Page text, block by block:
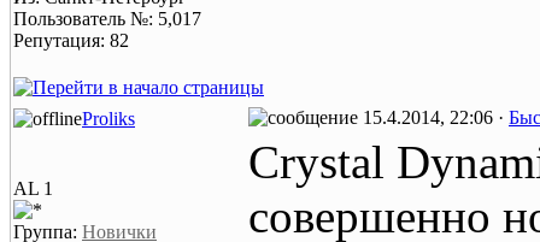
Пользователь №: 5,017
Репутация: 82
Proliks 15.4.2014, 22:06 ·
AL 1
Группа: Новички
Crystal
совершенно